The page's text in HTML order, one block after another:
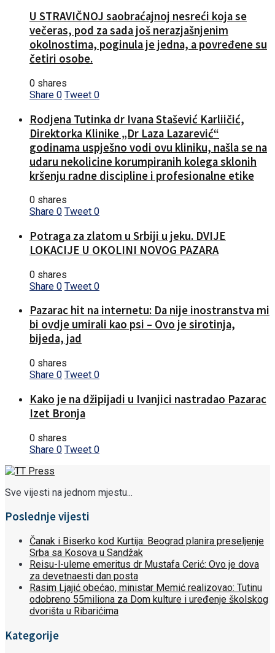
U STRAVIČNOJ saobraćajnoj nesreći koja se
večeras, pod za sada još nerazjašnjenim
okolnostima, poginula je jedna, a povređene su
četiri osobe.
0 shares
Share 0 Tweet 0
Rodjena Tutinka dr Ivana Stašević Karliičić,
Direktorka Klinike „Dr Laza Lazarević“
godinama uspješno vodi ovu kliniku, našla se na
udaru nekolicine korumpiranih kolega sklonih
kršenju radne discipline i profesionalne etike
0 shares
Share 0 Tweet 0
Potraga za zlatom u Srbiji u jeku. DVIJE
LOKACIJE U OKOLINI NOVOG PAZARA
0 shares
Share 0 Tweet 0
Pazarac hit na internetu: Da nije inostranstva mi
bi ovdje umirali kao psi – Ovo je sirotinja,
bijeda, jad
0 shares
Share 0 Tweet 0
Kako je na džipijadi u Ivanjici nastradao Pazarac
Izet Bronja
0 shares
Share 0 Tweet 0
Sve vijesti na jednom mjestu...
Poslednje vijesti
Čanak i Biserko kod Kurtija: Beograd planira preseljenje
Srba sa Kosova u Sandžak
Reisu-l-uleme emeritus dr Mustafa Cerić: Ovo je dova
za devetnaesti dan posta
Rasim Ljajić obećao, ministar Memić realizovao: Tutinu
odobreno 55miliona za Dom kulture i uređenje školskog
dvorišta u Ribarićima
Kategorije